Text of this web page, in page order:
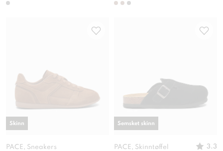
PACE, Sneakers
Skinn
PACE, Skinntøffel
3.3
Semsket skinn